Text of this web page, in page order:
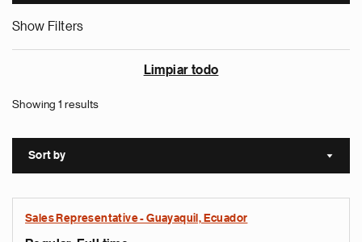
Show Filters
Limpiar todo
Showing 1 results
Sort by Sort
Sales Representative - Guayaquil, Ecuador